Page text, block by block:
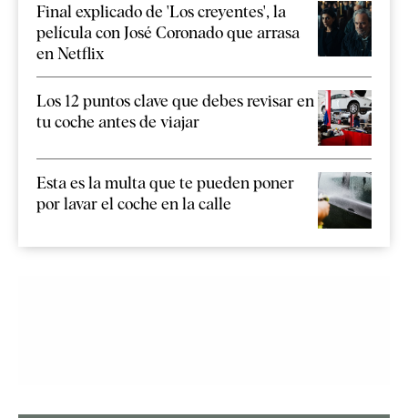
Final explicado de 'Los creyentes', la
película con José Coronado que arrasa
en Netflix
Los 12 puntos clave que debes revisar en
tu coche antes de viajar
Esta es la multa que te pueden poner
por lavar el coche en la calle